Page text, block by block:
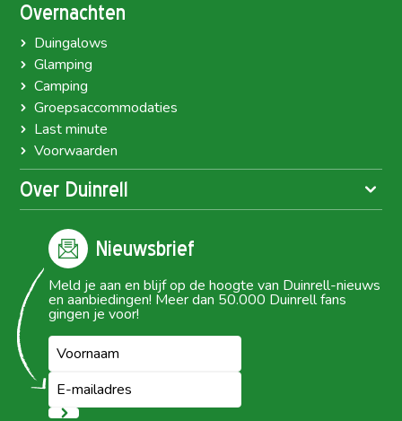
Overnachten
Duingalows
Glamping
Camping
Groepsaccommodaties
Last minute
Voorwaarden
Over Duinrell
Nieuwsbrief
Meld je aan en blijf op de hoogte van Duinrell-nieuws
en aanbiedingen! Meer dan 50.000 Duinrell fans
gingen je voor!